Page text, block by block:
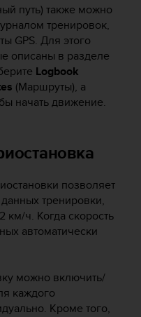
путь) также можно
тренировок,
GPS. Для этого
описаны в разделе
Logbook
(Маршруты), а
начать движение.
позволяет
тренировки,
км/ч. Когда скорость
автоматически
можно включить/
каждого
Кроме того,